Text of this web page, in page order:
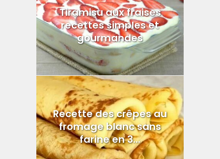
Tiramisu aux fraises
recettes simples et
gourmandes
Recette des crêpes au
fromage blanc sans
farine en 3...